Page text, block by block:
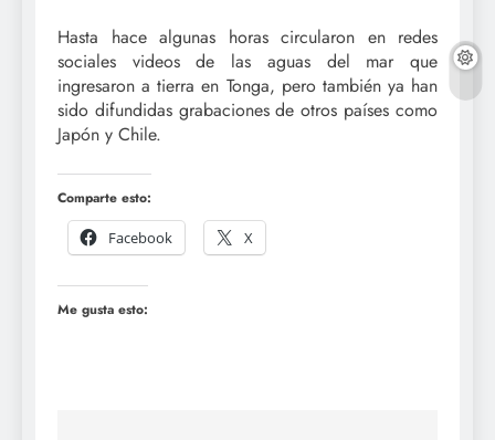
Hasta hace algunas horas circularon en redes
sociales videos de las aguas del mar que
ingresaron a tierra en Tonga, pero también ya han
sido difundidas grabaciones de otros países como
Japón y Chile.
Comparte esto:
Facebook
X
Me gusta esto: